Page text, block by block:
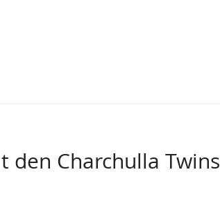
den Charchulla Twins